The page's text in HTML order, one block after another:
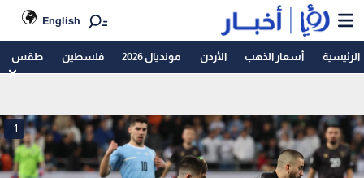
English
الرئيسية أسعار الذهب الأردن مونديال 2026 فلسطين طقس
1